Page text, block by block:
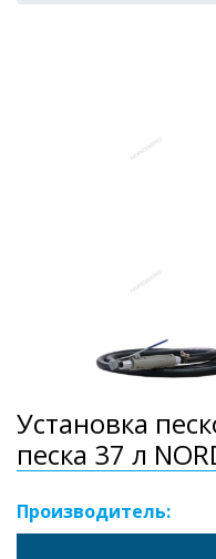
Установка
песка 37 л
Производитель: